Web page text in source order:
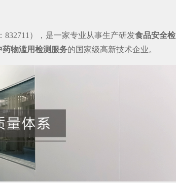
），是一家专业从事生产研发食品安全检
药物滥用检测服务的国家级高新技术企业。